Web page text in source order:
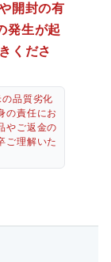
開封の有
発生が起
くださ
品質劣化
の責任にお
やご返金の
ご理解いた